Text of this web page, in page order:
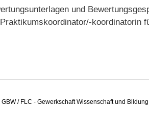
und
Wissenschaft und Bildung